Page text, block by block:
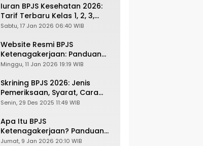
Iuran BPJS Kesehatan 2026:
Tarif Terbaru Kelas 1, 2, 3,
Cara Bayar, Denda &
JKN-KIS
Sabtu, 17 Jan 2026 06:40 WIB
Website Resmi BPJS
Ketenagakerjaan: Panduan
Lengkap Akses dan Fitur
Minggu, 11 Jan 2026 19:19 WIB
Skrining BPJS 2026: Jenis
Pemeriksaan, Syarat, Cara
Daftar & Cek Riwayat
Senin, 29 Des 2025 11:49 WIB
Apa Itu BPJS
Ketenagakerjaan? Panduan
Lengkap untuk Pekerja dan
Jumat, 9 Jan 2026 20:10 WIB